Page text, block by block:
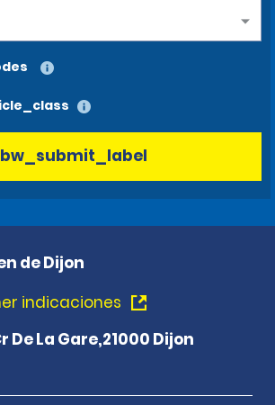
bw_submit_label
de Dijon
indicaciones